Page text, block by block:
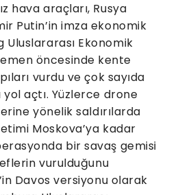
hava araçları, Rusya
Putin’in imza ekonomik
Ekonomik
öncesinde kente
vurdu ve çok sayıda
açtı. Yüzlerce drone
yönelik saldırılarda
Moskova’ya kadar
bir savaş gemisi
vurulduğunu
Davos versiyonu olarak